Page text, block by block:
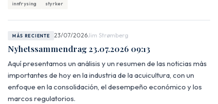
innfrysing
styrker
MÁS RECIENTE 23/07/2026Jim Strømberg
Nyhetssammendrag 23.07.2026 09:13
Aquí presentamos un análisis y un resumen de las noticias más
importantes de hoy en la industria de la acuicultura, con un
enfoque en la consolidación, el desempeño económico y los
marcos regulatorios.